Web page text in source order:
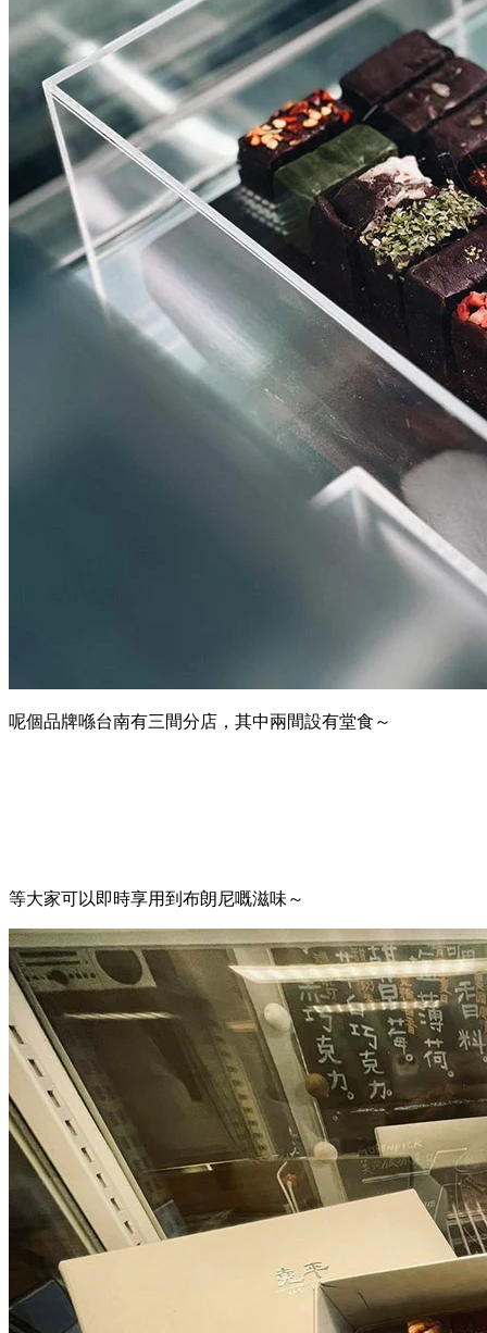
呢個品牌喺台南有三間分店，其中兩間設有堂食～
等大家可以即時享用到布朗尼嘅滋味～